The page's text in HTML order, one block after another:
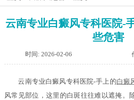
云南专业白癜风专科医院-
些危害
时间: 2026-02-06
云南专业白癜风专科医院-手上的白癜
风常见部位，这里的白斑往往难以遮掩。